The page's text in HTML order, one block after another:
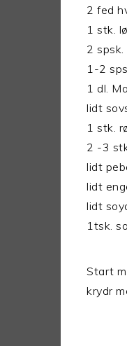
2 fed
1 stk.
2
1-2
1 dl.
lidt
1 stk.
2 -3
lidt
lidt
lidt
1tsk.
Start
krydr